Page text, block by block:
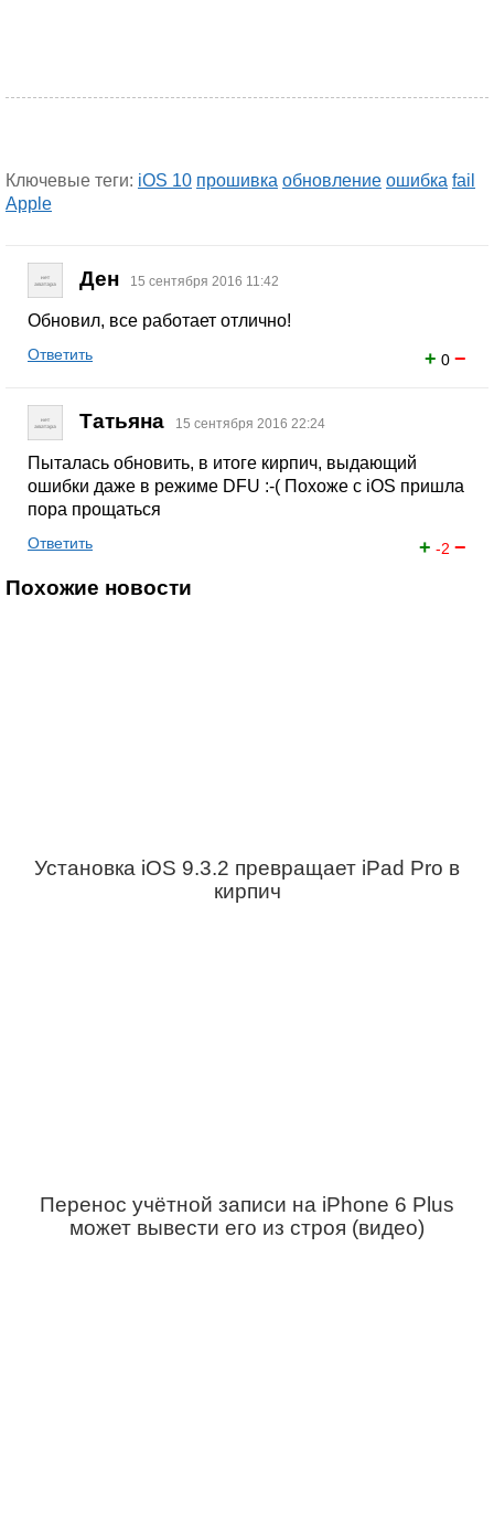
Ключевые теги: iOS 10 прошивка обновление ошибка fail
Apple
Ден 15 сентября 2016 11:42
Обновил, все работает отлично!
+ 0 −
Ответить
Татьяна 15 сентября 2016 22:24
Пыталась обновить, в итоге кирпич, выдающий
ошибки даже в режиме DFU :-( Похоже с iOS пришла
пора прощаться
+ -2 −
Ответить
Похожие новости
Установка iOS 9.3.2 превращает iPad Pro в
кирпич
Перенос учётной записи на iPhone 6 Plus
может вывести его из строя (видео)